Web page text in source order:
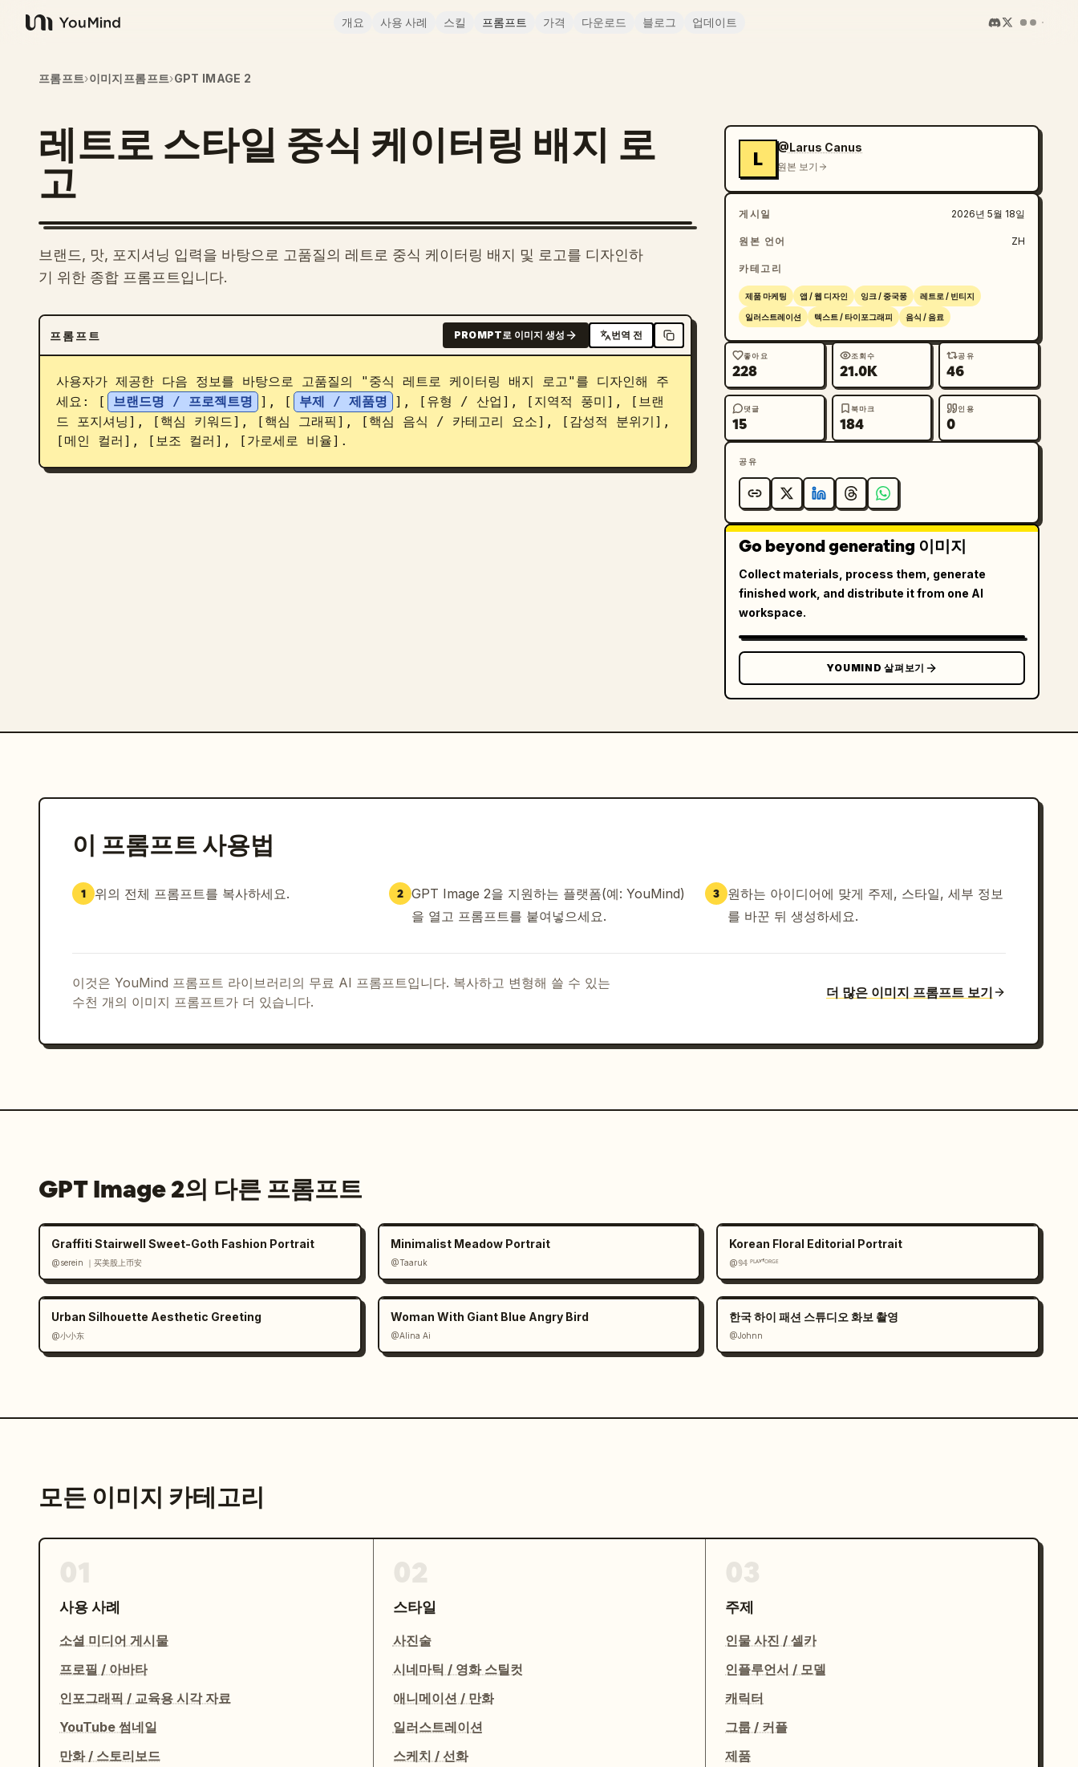
YouMind
개요 사용 사례 스킬 프롬프트 가격 다운로드 블로그 업데이트
프롬프트›이미지프롬프트›GPT IMAGE 2
레트로 스타일 중식 케이터링 배지 로
고
브랜드, 맛, 포지셔닝 입력을 바탕으로 고품질의 레트로 중식 케이터링 배지 및 로고를 디자인하
기 위한 종합 프롬프트입니다.
프롬프트 PROMPT로 이미지 생성 번역 전
사용자가 제공한 다음 정보를 바탕으로 고품질의 "중식 레트로 케이터링 배지 로고"를 디자인해 주
세요: [
브랜드명 / 프로젝트명 ], [ 부제 / 제품명
], [유형 / 산업], [지역적 풍미], [브랜
드 포지셔닝], [핵심 키워드], [핵심 그래픽], [핵심 음식 / 카테고리 요소], [감성적 분위기],
[메인 컬러], [보조 컬러], [가로세로 비율].
L
@Larus Canus
원본 보기
게시일 2026년 5월 18일
원본 언어 ZH
카테고리
제품 마케팅 앱 / 웹 디자인 잉크 / 중국풍 레트로 / 빈티지
일러스트레이션 텍스트 / 타이포그래피 음식 / 음료
좋아요
228
조회수
21.0K
공유
46
댓글
15
북마크
184
인용
0
공유
Go beyond generating 이미지
Collect materials, process them, generate
finished work, and distribute it from one AI
workspace.
YOUMIND 살펴보기
이 프롬프트 사용법
1 위의 전체 프롬프트를 복사하세요. 2 GPT Image 2을 지원하는 플랫폼(예: YouMind)
을 열고 프롬프트를 붙여넣으세요.
3
원하는 아이디어에 맞게 주제, 스타일, 세부 정보
를 바꾼 뒤 생성하세요.
이것은 YouMind 프롬프트 라이브러리의 무료 AI 프롬프트입니다. 복사하고 변형해 쓸 수 있는
수천 개의 이미지 프롬프트가 더 있습니다.
더 많은 이미지 프롬프트 보기
GPT Image 2의 다른 프롬프트
Graffiti Stairwell Sweet-Goth Fashion Portrait
@serein ｜买美股上币安
Minimalist Meadow Portrait
@Taaruk
Korean Floral Editorial Portrait
@𝟡𝟜 ᴾᴸᴬʸᶠᴼᴿᴳᴱ
Urban Silhouette Aesthetic Greeting
@小小东
Woman With Giant Blue Angry Bird
@Alina Ai
한국 하이 패션 스튜디오 화보 촬영
@Johnn
모든 이미지 카테고리
사용 사례
소셜 미디어 게시물
프로필 / 아바타
인포그래픽 / 교육용 시각 자료
YouTube 썸네일
만화 / 스토리보드
스타일
사진술
시네마틱 / 영화 스틸컷
애니메이션 / 만화
일러스트레이션
스케치 / 선화
주제
인물 사진 / 셀카
인플루언서 / 모델
캐릭터
그룹 / 커플
제품